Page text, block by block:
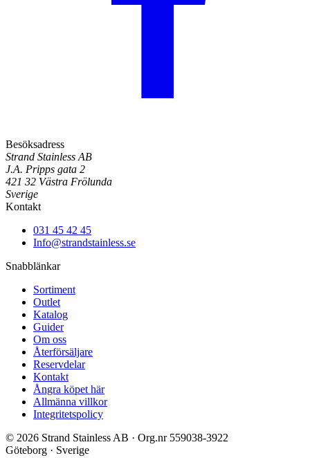
Besöksadress
Strand Stainless AB
J.A. Pripps gata 2
421 32 Västra Frölunda
Sverige
Kontakt
031 45 42 45
Info@strandstainless.se
Snabblänkar
Sortiment
Outlet
Katalog
Guider
Om oss
Återförsäljare
Reservdelar
Kontakt
Ångra köpet här
Allmänna villkor
Integritetspolicy
© 2026 Strand Stainless AB · Org.nr 559038-3922
Göteborg · Sverige